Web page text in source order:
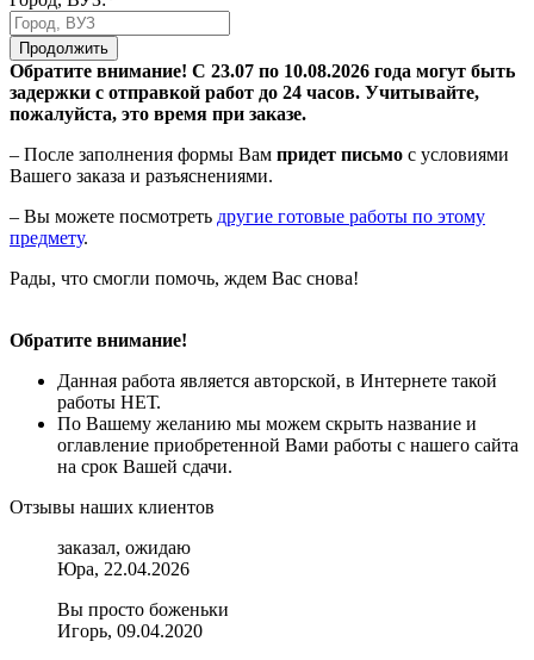
Продолжить
Обратите внимание! С 23.07 по 10.08.2026 года могут быть
задержки с отправкой работ до 24 часов. Учитывайте,
пожалуйста, это время при заказе.
– После заполнения формы Вам придет письмо с условиями
Вашего заказа и разъяснениями.
– Вы можете посмотреть другие готовые работы по этому
предмету.
Рады, что смогли помочь, ждем Вас снова!
Обратите внимание!
Данная работа является авторской, в Интернете такой
работы НЕТ.
По Вашему желанию мы можем скрыть название и
оглавление приобретенной Вами работы с нашего сайта
на срок Вашей сдачи.
Отзывы наших клиентов
заказал, ожидаю
Юра, 22.04.2026
Вы просто боженьки
Игорь, 09.04.2020